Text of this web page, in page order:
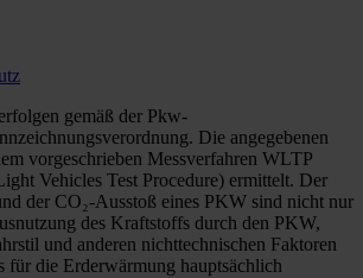
gemäß der Pkw-
Die angegebenen
vorgeschrieben Messverfahren WLTP
Vehicles Test Procedure) ermittelt. Der
der CO₂-Ausstoß eines PKW sind nicht nur
des Kraftstoffs durch den PKW,
und anderen nichttechnischen Faktoren
für die Erderwärmung hauptsächlich